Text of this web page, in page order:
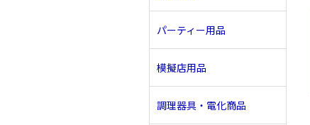
パーティー用品
模擬店用品
調理器具・電化商品